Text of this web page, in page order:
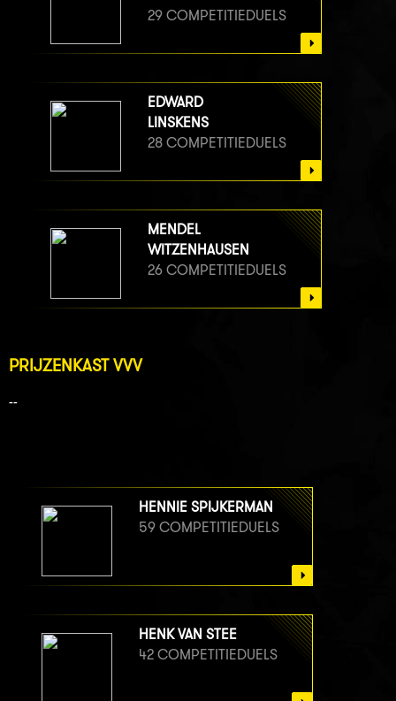
29 COMPETITIEDUELS
EDWARD
LINSKENS
28 COMPETITIEDUELS
MENDEL
WITZENHAUSEN
26 COMPETITIEDUELS
PRIJZENKAST VVV
--
HENNIE SPIJKERMAN
59 COMPETITIEDUELS
HENK VAN STEE
42 COMPETITIEDUELS